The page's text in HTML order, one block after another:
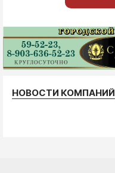
НОВОСТИ КОМПАНИЙ